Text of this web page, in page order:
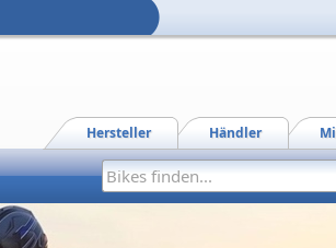
Händler
Hersteller